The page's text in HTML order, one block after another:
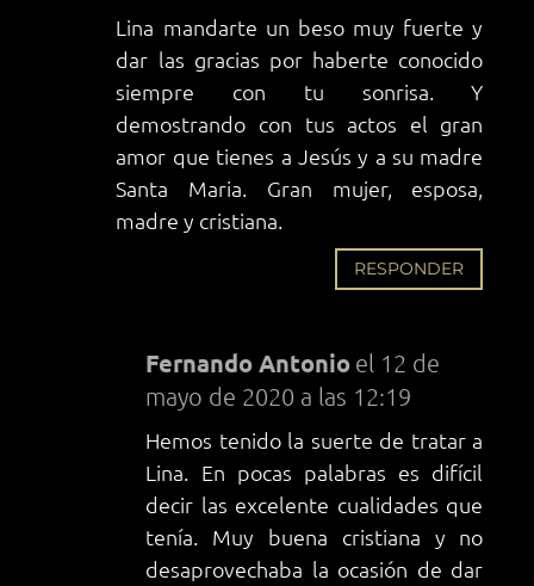
Lina mandarte un beso muy fuerte y
dar las gracias por haberte conocido
siempre con tu sonrisa. Y
demostrando con tus actos el gran
amor que tienes a Jesús y a su madre
Santa Maria. Gran mujer, esposa,
madre y cristiana.
RESPONDER
Fernando Antonio el 12 de
mayo de 2020 a las 12:19
Hemos tenido la suerte de tratar a
Lina. En pocas palabras es difícil
decir las excelente cualidades que
tenía. Muy buena cristiana y no
desaprovechaba la ocasión de dar